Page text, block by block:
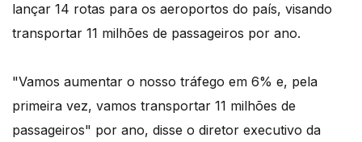
lançar 14 rotas para os aeroportos do país, visando
transportar 11 milhões de passageiros por ano.
"Vamos aumentar o nosso tráfego em 6% e, pela
primeira vez, vamos transportar 11 milhões de
passageiros" por ano, disse o diretor executivo da